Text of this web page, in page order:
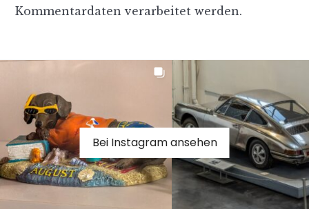
Kommentardaten verarbeitet werden.
Bei Instagram ansehen